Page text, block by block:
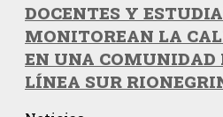
DOCENTES Y
MONITOREAN LA
EN UNA COMUNIDAD
LÍNEA SUR